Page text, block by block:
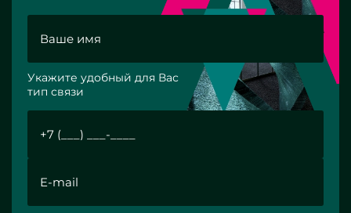
Укажите удобный для Вас
тип связи